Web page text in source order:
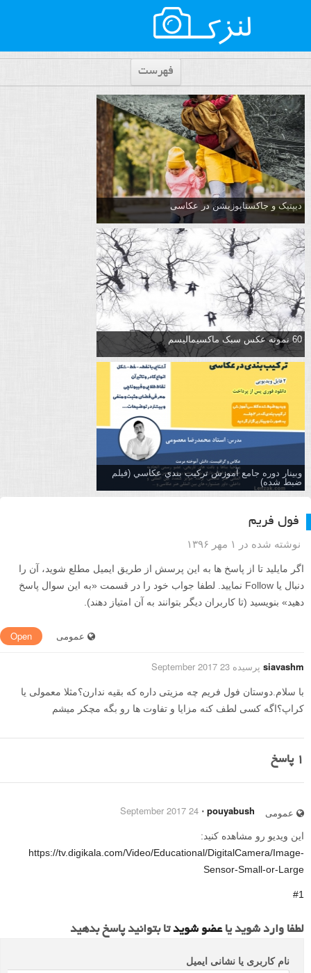
فهرست
دیپتیک و جاکستا‌پوزیشن در عکاسی
60 نمونه عکس سبک ماکسیمالیسم
وبینار دوره جامع آموزش تركيب بندي عكاسي (فیلم
ضبط شده)
فول فریم
نوشته شده در ۱ مهر ۱۳۹۶
اگر مایلید تا از پاسخ ها به این پرسش از طریق ایمیل مطلع شوید، آن را
دنبال یا Follow نمایید. لطفا جواب خود را در قسمت «به این سوال پاسخ
دهید» بنویسید (تا کاربران دیگر بتوانند به آن امتیاز دهند).
Open عمومی
siavashm پرسیده 23 September 2017
با سلام.دوستان فول فریم چه مزیتی داره که بقیه ندارن؟مثلا معمولی یا
کراپ؟اگه کسی لطف کنه مزایا و تفاوت ها رو بگه مچکر میشم
1 پاسخ
عمومی pouyabush
⋅
24 September 2017
این ویدیو رو مشاهده کنید:
https://tv.digikala.com/Video/Educational/DigitalCamera/Image-
Sensor-Small-or-Large
#1
لطفا وارد شوید یاعضو شویدتا بتوانید پاسخ بدهید
نام کاربری یا نشانی ایمیل